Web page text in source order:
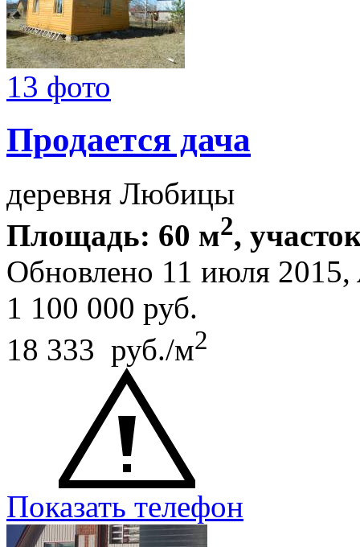
13 фото
Продается дача
деревня Любицы
Площадь: 60 м2,
Обновлено 11 июля 2015,
1 100 000 руб.
18 333 руб./м2
Показать телефон